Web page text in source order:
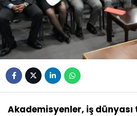
Akademisyenler, iş